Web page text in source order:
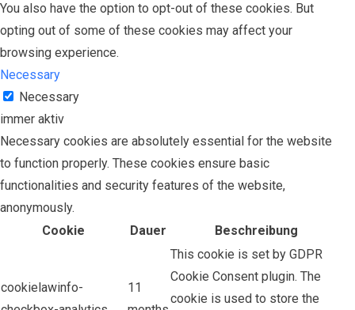
You also have the option to opt-out of these cookies. But
opting out of some of these cookies may affect your
browsing experience.
Necessary
Necessary
immer aktiv
Necessary cookies are absolutely essential for the website
to function properly. These cookies ensure basic
functionalities and security features of the website,
anonymously.
Cookie
Dauer Beschreibung
cookielawinfo-
11
This cookie is set by GDPR
Cookie Consent plugin. The
cookie is used to store the